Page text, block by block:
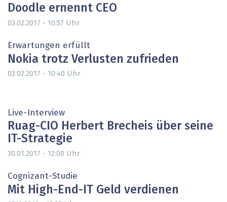
Doodle ernennt CEO
03.02.2017 - 10:57 Uhr
Erwartungen erfüllt
Nokia trotz Verlusten zufrieden
02.02.2017 - 10:40 Uhr
Live-Interview
Ruag-CIO Herbert Brecheis über seine
IT-Strategie
30.01.2017 - 12:00 Uhr
Cognizant-Studie
Mit High-End-IT Geld verdienen